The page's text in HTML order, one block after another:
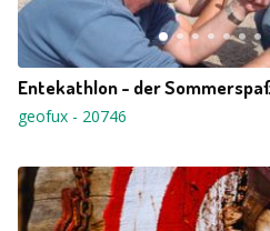
Entekathlon - der
geofux - 20746